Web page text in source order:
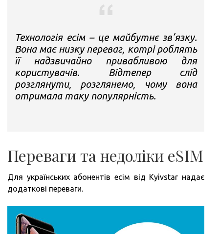
Технологія есім – це майбутнє зв’язку.
Вона має низку переваг, котрі роблять
її надзвичайно привабливою для
користувачів. Відтепер слід
розглянути, розглянемо, чому вона
отримала таку популярність.
Переваги та недоліки eSIM
Для українських абонентів есім від Kyivstar надає
додаткові переваги.